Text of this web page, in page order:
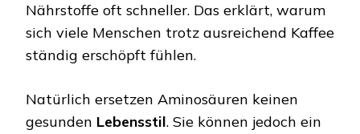
Nährstoffe oft schneller. Das erklärt, warum
sich viele Menschen trotz ausreichend Kaffee
ständig erschöpft fühlen.
Natürlich ersetzen Aminosäuren keinen
gesunden Lebensstil. Sie können jedoch ein